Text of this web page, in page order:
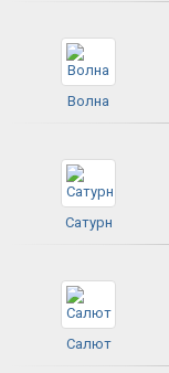
Волна
Сатурн
Салют